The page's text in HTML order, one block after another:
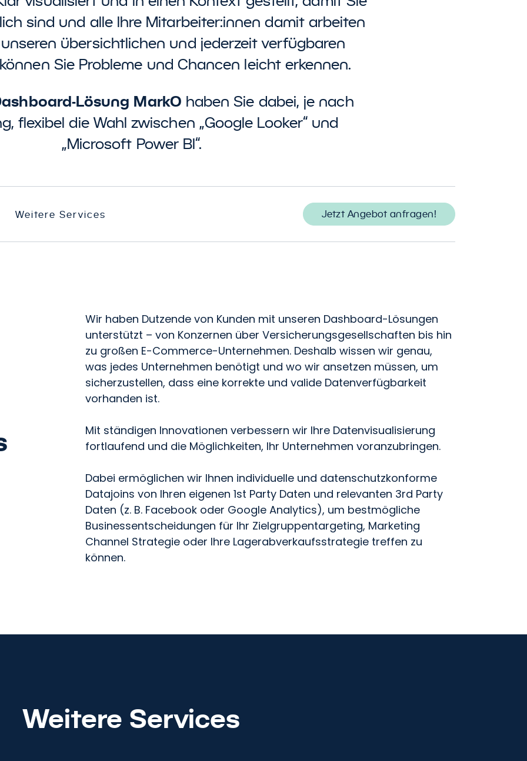
sind und alle Ihre Mitarbeiter:innen damit arbeiten
übersichtlichen und jederzeit verfügbaren
Sie Probleme und Chancen leicht erkennen.
Lösung MarkO haben Sie dabei, je nach
flexibel die Wahl zwischen „Google Looker“ und
„Microsoft Power BI“.
Weitere Services Jetzt Angebot anfragen!
Wir haben Dutzende von Kunden mit unseren Dashboard-Lösungen
unterstützt – von Konzernen über Versicherungsgesellschaften bis hin
zu großen E-Commerce-Unternehmen. Deshalb wissen wir genau,
was jedes Unternehmen benötigt und wo wir ansetzen müssen, um
sicherzustellen, dass eine korrekte und valide Datenverfügbarkeit
vorhanden ist.
Mit ständigen Innovationen verbessern wir Ihre Datenvisualisierung
fortlaufend und die Möglichkeiten, Ihr Unternehmen voranzubringen.
Dabei ermöglichen wir Ihnen individuelle und datenschutzkonforme
Datajoins von Ihren eigenen 1st Party Daten und relevanten 3rd Party
Daten (z. B. Facebook oder Google Analytics), um bestmögliche
Businessentscheidungen für Ihr Zielgruppentargeting, Marketing
Channel Strategie oder Ihre Lagerabverkaufsstrategie treffen zu
können.
Weitere Services
wir Ihr Marketing voran.